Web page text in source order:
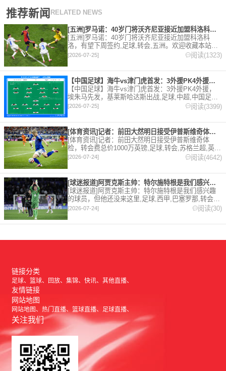
推荐新闻 RELATED NEWS
[五洲]罗马诺：40岁门将沃齐尼亚接近加盟科洛科洛，有望下周
[五洲]罗马诺：40岁门将沃齐尼亚接近加盟科洛科
洛，有望下周签约,足球,转会,五洲。欢迎收藏本站，
24小时为你更新最新的足球，篮球体育资讯。
[2026-07-25] 阅读(1323)
【中国足球】海牛vs津门虎首发：3外援PK4外援，埃朱马先发
【中国足球】海牛vs津门虎首发：3外援PK4外援，
埃朱马先发，基莱斯哈达斯出战,足球,中超,中国足球,
天津津门虎,青岛海牛。欢迎收藏本站，24小时为你更
[2026-07-25] 阅读(3399)
[体育资讯]记者：前田大然明日接受伊普斯维奇体检，转会费总价
[体育资讯]记者：前田大然明日接受伊普斯维奇体
检，转会费总价1000万英镑,足球,转会,苏格兰超,英
超,伊普斯维奇。欢迎收藏本站，24小时为你更新最新
的足球，篮球体育资讯。
[2026-07-24] 阅读(4642)
[球迷报道]阿贾克斯主帅：特尔施特根是我们感兴趣的球员，但他
[球迷报道]阿贾克斯主帅：特尔施特根是我们感兴趣
的球员，但他还没来这里,足球,西甲,巴塞罗那,转会,
五洲,荷甲。欢迎收藏本站，24小时为你更新最新的足
球，篮球体育资讯。
[2026-07-24] 阅读(30)
链接分类
足球 篮球 回放 集锦 快讯 其他直播
友情链接
网站地图
网站地图 热门直播 篮球直播 足球直播
关注我们